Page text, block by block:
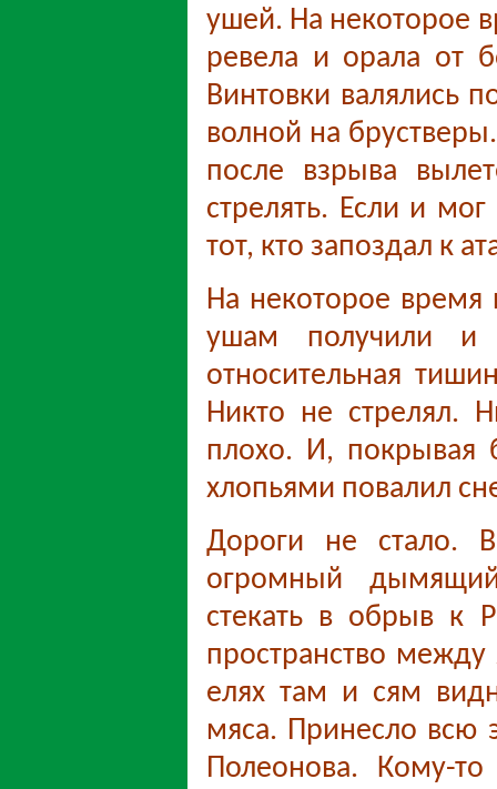
ушей. На некоторое
ревела и орала от
Винтовки валялись
волной на
после взрыва
стрелять. Если и
тот, кто запоздал к
На некоторое время
ушам получили и
относительная
Никто не стрелял.
плохо. И,
хлопьями повалил
Дороги не стало.
огромный
стекать в обрыв к
пространство
елях там и сям
мяса. Принесло всю
Полеонова. Кому-